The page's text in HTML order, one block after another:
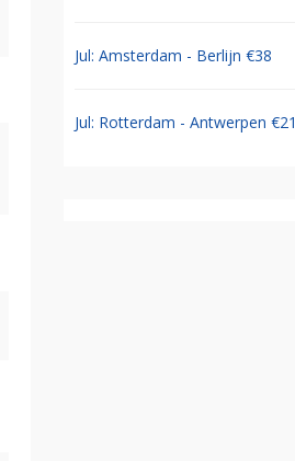
Jul: Amsterdam - Berlijn €38
Jul: Rotterdam - Antwerpen €21